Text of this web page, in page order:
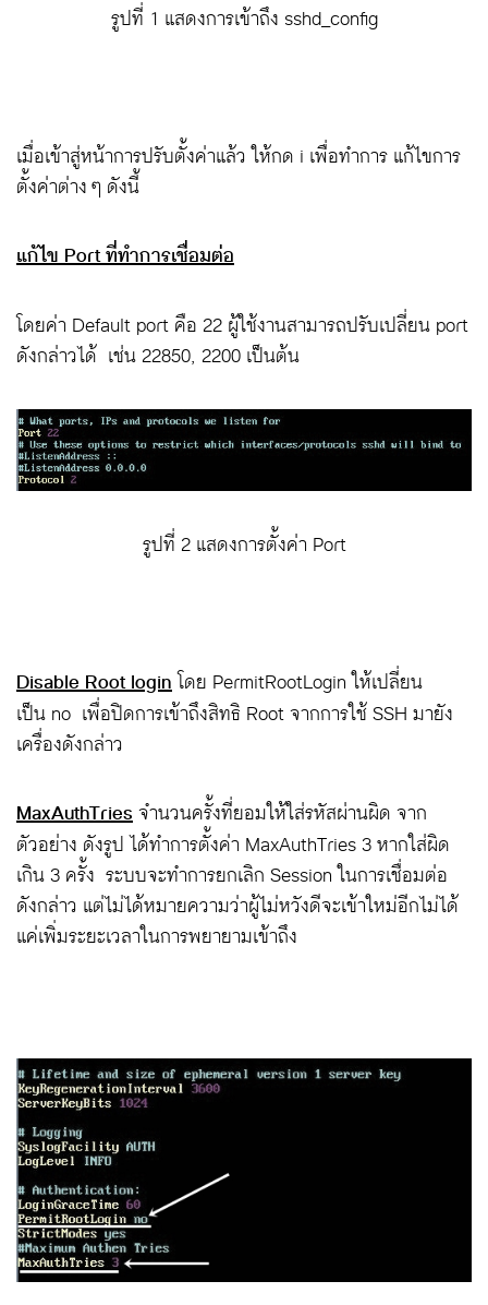
รูปที่ 1 แสดงการเข้าถึง sshd_config
เมื่อเข้าสู่หน้าการปรับตั้งค่าแล้ว ให้กด i เพื่อทำการ แก้ไขการ
ตั้งค่าต่าง ๆ ดังนี้
แก้ไข Port ที่ทำการเชื่อมต่อ
โดยค่า Default port คือ 22 ผู้ใช้งานสามารถปรับเปลี่ยน port
ดังกล่าวได้ เช่น 22850, 2200 เป็นต้น
รูปที่ 2 แสดงการตั้งค่า Port
Disable Root loginโดย PermitRootLogin ให้เปลี่ยน
เป็น no เพื่อปิดการเข้าถึงสิทธิ Root จากการใช้ SSH มายัง
เครื่องดังกล่าว
MaxAuthTriesจำนวนครั้งที่ยอมให้ใส่รหัสผ่านผิด จาก
ตัวอย่าง ดังรูป ได้ทำการตั้งค่า MaxAuthTries 3 หากใส่ผิด
เกิน 3 ครั้ง ระบบจะทำการยกเลิก Session ในการเชื่อมต่อ
ดังกล่าว แต่ไม่ได้หมายความว่าผู้ไม่หวังดีจะเข้าใหม่อีกไม่ได้
แค่เพิ่มระยะเวลาในการพยายามเข้าถึง